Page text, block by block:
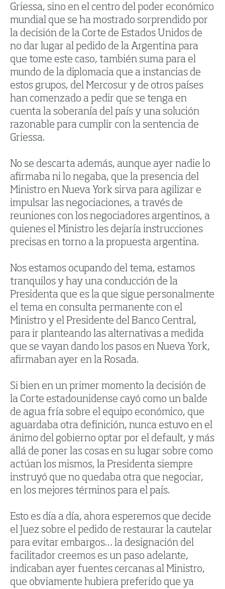
Griessa, sino en el centro del poder económico
mundial que se ha mostrado sorprendido por
la decisión de la Corte de Estados Unidos de
no dar lugar al pedido de la Argentina para
que tome este caso, también suma para el
mundo de la diplomacia que a instancias de
estos grupos, del Mercosur y de otros países
han comenzado a pedir que se tenga en
cuenta la soberanía del país y una solución
razonable para cumplir con la sentencia de
Griessa.
No se descarta además, aunque ayer nadie lo
afirmaba ni lo negaba, que la presencia del
Ministro en Nueva York sirva para agilizar e
impulsar las negociaciones, a través de
reuniones con los negociadores argentinos, a
quienes el Ministro les dejaría instrucciones
precisas en torno a la propuesta argentina.
Nos estamos ocupando del tema, estamos
tranquilos y hay una conducción de la
Presidenta que es la que sigue personalmente
el tema en consulta permanente con el
Ministro y el Presidente del Banco Central,
para ir planteando las alternativas a medida
que se vayan dando los pasos en Nueva York,
afirmaban ayer en la Rosada.
Si bien en un primer momento la decisión de
la Corte estadounidense cayó como un balde
de agua fría sobre el equipo económico, que
aguardaba otra definición, nunca estuvo en el
ánimo del gobierno optar por el default, y más
allá de poner las cosas en su lugar sobre como
actúan los mismos, la Presidenta siempre
instruyó que no quedaba otra que negociar,
en los mejores términos para el país.
Esto es día a día, ahora esperemos que decide
el Juez sobre el pedido de restaurar la cautelar
para evitar embargos… la designación del
facilitador creemos es un paso adelante,
indicaban ayer fuentes cercanas al Ministro,
que obviamente hubiera preferido que ya